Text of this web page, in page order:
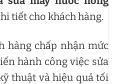
tiết cho khách hàng.
hàng chấp nhận mức
hành công việc sửa
thuật và hiệu quả tối